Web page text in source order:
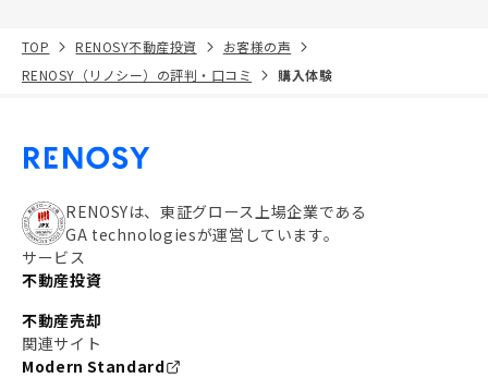
TOP RENOSY不動産投資
お客様の声
RENOSY（リノシー）の評判・口コミ
購入体験
RENOSYは、東証グロース上場企業である
GA technologiesが運営しています。
サービス
不動産投資
不動産売却
関連サイト
Modern Standard